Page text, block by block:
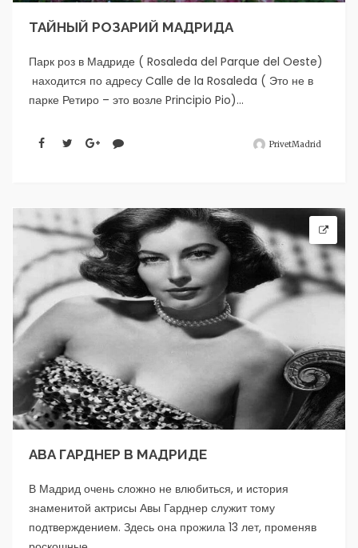
ТАЙНЫЙ РОЗАРИЙ МАДРИДА
Парк роз в Мадриде ( Rosaleda del Parque del Oeste)
находится по адресу Calle de la Rosaleda ( Это не в
парке Ретиро – это возле Principio Pio)...
PrivetMadrid
АВА ГАРДНЕР В МАДРИДЕ
В Мадрид очень сложно не влюбиться, и история
знаменитой актрисы Авы Гарднер служит тому
подтверждением. Здесь она прожила 13 лет, променяв